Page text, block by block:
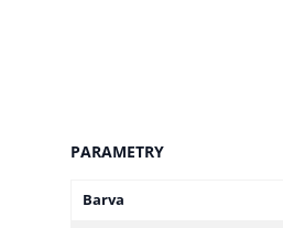
PARAMETRY
Barva